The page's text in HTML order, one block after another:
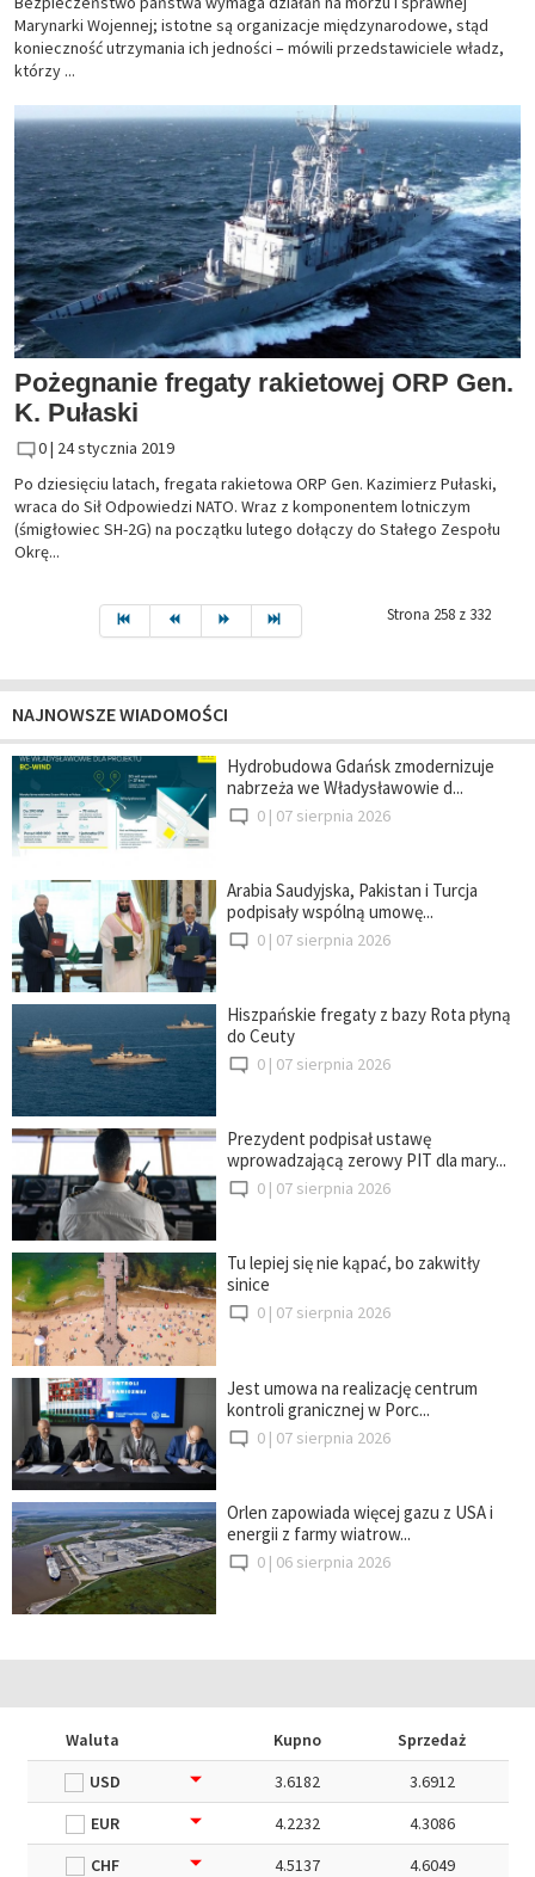
Marynarki Wojennej; istotne są organizacje międzynarodowe, stąd
konieczność utrzymania ich jedności – mówili przedstawiciele władz,
którzy ...
Pożegnanie fregaty rakietowej ORP Gen.
K. Pułaski
0 | 24 stycznia 2019
Po dziesięciu latach, fregata rakietowa ORP Gen. Kazimierz Pułaski,
wraca do Sił Odpowiedzi NATO. Wraz z komponentem lotniczym
(śmigłowiec SH-2G) na początku lutego dołączy do Stałego Zespołu
Okrę...
Strona 258 z 332
NAJNOWSZE WIADOMOŚCI
Hydrobudowa Gdańsk zmodernizuje
nabrzeża we Władysławowie d...
0 | 07 sierpnia 2026
Arabia Saudyjska, Pakistan i Turcja
podpisały wspólną umowę...
0 | 07 sierpnia 2026
Hiszpańskie fregaty z bazy Rota płyną
do Ceuty
0 | 07 sierpnia 2026
Prezydent podpisał ustawę
wprowadzającą zerowy PIT dla mary...
0 | 07 sierpnia 2026
Tu lepiej się nie kąpać, bo zakwitły
sinice
0 | 07 sierpnia 2026
Jest umowa na realizację centrum
kontroli granicznej w Porc...
0 | 07 sierpnia 2026
Orlen zapowiada więcej gazu z USA i
energii z farmy wiatrow...
0 | 06 sierpnia 2026
Waluta Kupno
Sprzedaż
USD
3.6182
3.6912
EUR
4.2232
4.3086
CHF
4.5137
4.6049